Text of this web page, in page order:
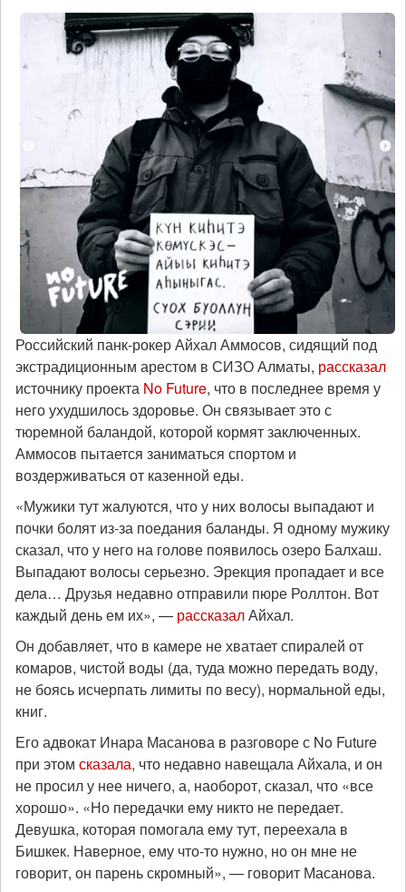
Российский панк-рокер Айхал Аммосов, сидящий под
экстрадиционным арестом в СИЗО Алматы, рассказал
источнику проекта No Future, что в последнее время у
него ухудшилось здоровье. Он связывает это с
тюремной баландой, которой кормят заключенных.
Аммосов пытается заниматься спортом и
воздерживаться от казенной еды.
«Мужики тут жалуются, что у них волосы выпадают и
почки болят из-за поедания баланды. Я одному мужику
сказал, что у него на голове появилось озеро Балхаш.
Выпадают волосы серьезно. Эрекция пропадает и все
дела… Друзья недавно отправили пюре Роллтон. Вот
каждый день ем их», — рассказалАйхал.
Он добавляет, что в камере не хватает спиралей от
комаров, чистой воды (да, туда можно передать воду,
не боясь исчерпать лимиты по весу), нормальной еды,
книг.
Его адвокат Инара Масанова в разговоре с No Future
при этом сказала, что недавно навещала Айхала, и он
не просил у нее ничего, а, наоборот, сказал, что «все
хорошо». «Но передачки ему никто не передает.
Девушка, которая помогала ему тут, переехала в
Бишкек. Наверное, ему что-то нужно, но он мне не
говорит, он парень скромный», — говорит Масанова.